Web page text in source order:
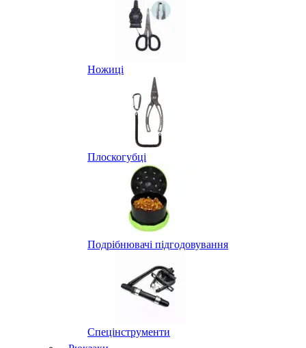
Ножиці
Плоскогубці
Подрібнювачі підгодовування
Спецінструменти